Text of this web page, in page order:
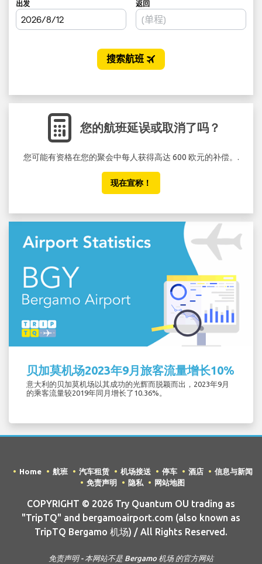
您的航班延误或取消了吗？
您可能有资格在您的聚会中每人获得高达 600 欧元的补偿。.
现在宣称！
贝加莫机场2023年9月旅客流量增长10%
意大利的贝加莫机场以其成功的光辉而脱颖而出，2023年9月
的乘客流量较2019年同月增长了10.36%。
Home 航班 汽车租赁 机场接送 停车 酒店
信息与新闻
免责声明
隐私 网站地图
COPYRIGHT © 2026 Try Quantum OU trading as
"TripTQ" and bergamoairport.com (also known as
TripTQ Bergamo 机场) / All Rights Reserved.
免责声明 - 本网站不是 Bergamo 机场 的官方网站